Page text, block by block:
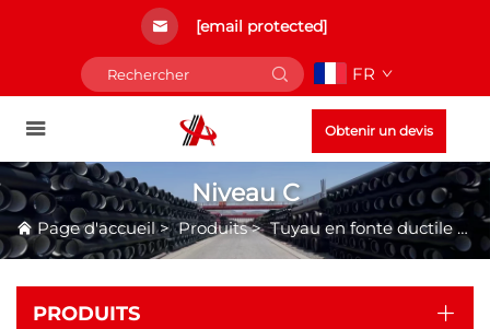
[email protected]
FR
Obtenir un devis
Niveau C
Page d'accueil>Produits>Tuyau en fonte ductile à emboîtement
PRODUITS